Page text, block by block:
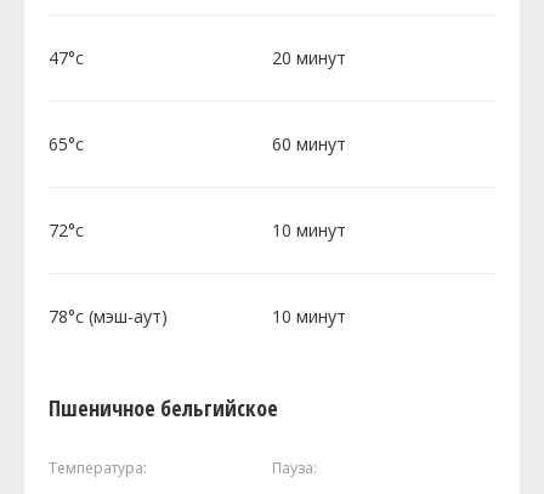
47°c 20 минут
65°c 60 минут
72°c 10 минут
78°c (мэш-аут) 10 минут
Пшеничное бельгийское
Температура: Пауза: